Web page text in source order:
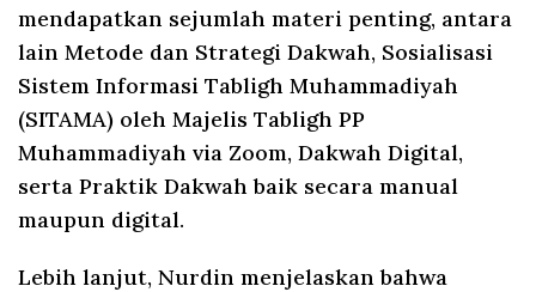
mendapatkan sejumlah materi penting, antara
lain Metode dan Strategi Dakwah, Sosialisasi
Sistem Informasi Tabligh Muhammadiyah
(SITAMA) oleh Majelis Tabligh PP
Muhammadiyah via Zoom, Dakwah Digital,
serta Praktik Dakwah baik secara manual
maupun digital.
Lebih lanjut, Nurdin menjelaskan bahwa